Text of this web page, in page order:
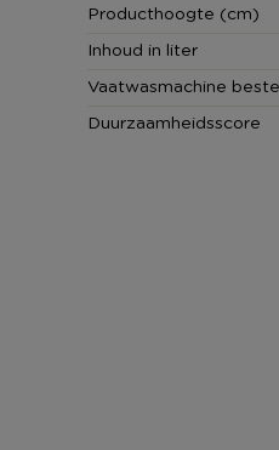
Producthoogte (cm)
Inhoud in liter
Vaatwasmachine
Duurzaamheidsscore